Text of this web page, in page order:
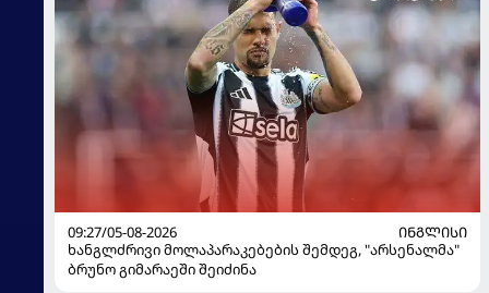
09:27/05-08-2026
ᲘᲜᲒᲚᲘᲡᲘ
ხანგლძრივი მოლაპარაკებების შემდეგ, "არსენალმა"
ბრუნო გიმარაეში შეიძინა